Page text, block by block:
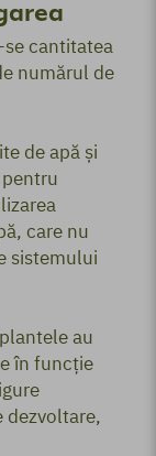
se cantitatea
numărul de
de apă și
care nu
sistemului
au
în funcție
dezvoltare,